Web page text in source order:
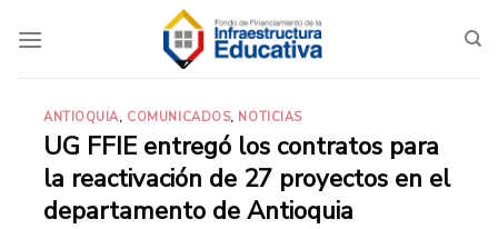
ANTIOQUIA, COMUNICADOS, NOTICIAS
UG FFIE entregó los contratos para
la reactivación de 27 proyectos en el
departamento de Antioquia